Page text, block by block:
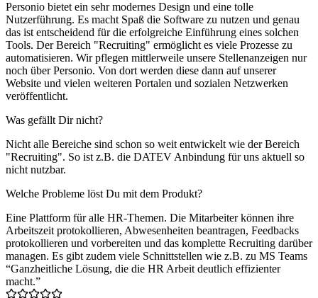
Personio bietet ein sehr modernes Design und eine tolle
Nutzerführung. Es macht Spaß die Software zu nutzen und genau
das ist entscheidend für die erfolgreiche Einführung eines solchen
Tools. Der Bereich "Recruiting" ermöglicht es viele Prozesse zu
automatisieren. Wir pflegen mittlerweile unsere Stellenanzeigen nur
noch über Personio. Von dort werden diese dann auf unserer
Website und vielen weiteren Portalen und sozialen Netzwerken
veröffentlicht.
Was gefällt Dir nicht?
Nicht alle Bereiche sind schon so weit entwickelt wie der Bereich
"Recruiting". So ist z.B. die DATEV Anbindung für uns aktuell so
nicht nutzbar.
Welche Probleme löst Du mit dem Produkt?
Eine Plattform für alle HR-Themen. Die Mitarbeiter können ihre
Arbeitszeit protokollieren, Abwesenheiten beantragen, Feedbacks
protokollieren und vorbereiten und das komplette Recruiting darüber
managen. Es gibt zudem viele Schnittstellen wie z.B. zu MS Teams
“Ganzheitliche Lösung, die die HR Arbeit deutlich effizienter
macht.”